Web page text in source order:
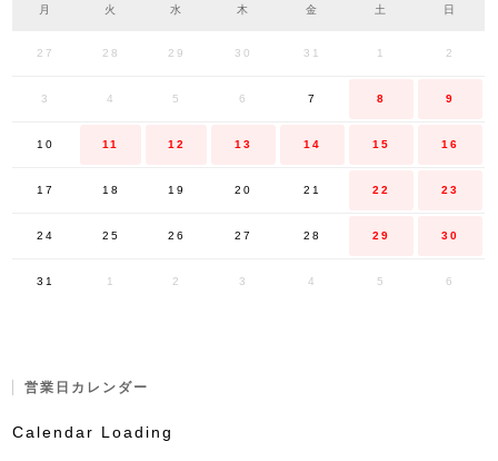
月 火 水 木 金 土 日
27 28 29 30 31 1 2
3 4 5 6 7 8 9
10 11 12 13 14 15 16
17 18 19 20 21 22 23
24 25 26 27 28 29 30
31 1 2 3 4 5 6
営業日カレンダー
Calendar Loading